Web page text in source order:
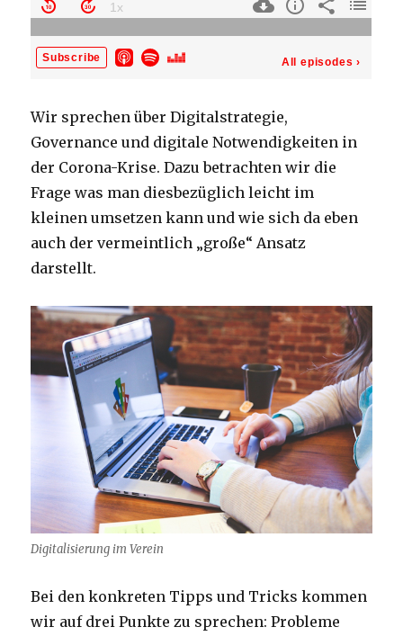
Wir sprechen über Digitalstrategie,
Governance und digitale Notwendigkeiten in
der Corona-Krise. Dazu betrachten wir die
Frage was man diesbezüglich leicht im
kleinen umsetzen kann und wie sich da eben
auch der vermeintlich „große“ Ansatz
darstellt.
Digitalisierung im Verein
Bei den konkreten Tipps und Tricks kommen
wir auf drei Punkte zu sprechen: Probleme